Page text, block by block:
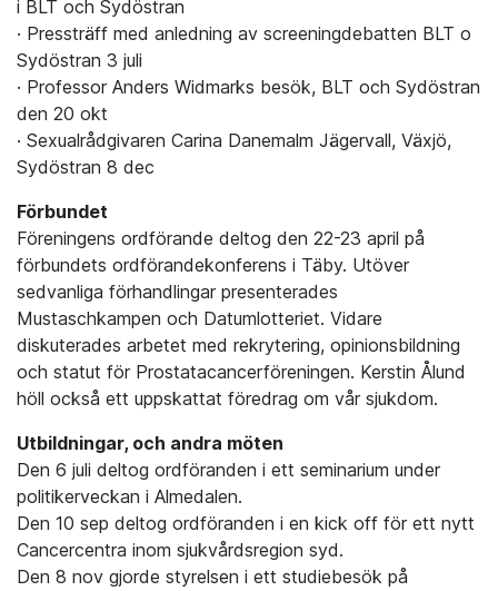
i BLT och Sydöstran
· Pressträff med anledning av screeningdebatten BLT o
Sydöstran 3 juli
· Professor Anders Widmarks besök, BLT och Sydöstran
den 20 okt
· Sexualrådgivaren Carina Danemalm Jägervall, Växjö,
Sydöstran 8 dec
Förbundet
Föreningens ordförande deltog den 22-23 april på
förbundets ordförandekonferens i Täby. Utöver
sedvanliga förhandlingar presenterades
Mustaschkampen och Datumlotteriet. Vidare
diskuterades arbetet med rekrytering, opinionsbildning
och statut för Prostatacancerföreningen. Kerstin Ålund
höll också ett uppskattat föredrag om vår sjukdom.
Utbildningar, och andra möten
Den 6 juli deltog ordföranden i ett seminarium under
politikerveckan i Almedalen.
Den 10 sep deltog ordföranden i en kick off för ett nytt
Cancercentra inom sjukvårdsregion syd.
Den 8 nov gjorde styrelsen i ett studiebesök på